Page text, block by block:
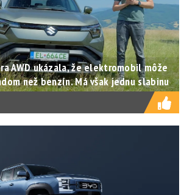
AWD ukázala, že elektromobil môže
než benzín. Má však jednu slabinu